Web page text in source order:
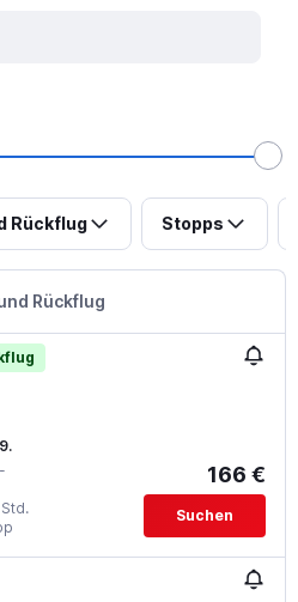
Rückflug Stopps
Rückflug
-
166 €
Suchen